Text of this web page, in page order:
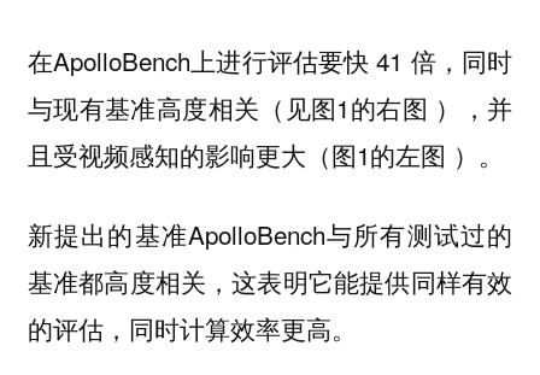
在ApolloBench上进行评估要快 41 倍，同时
与现有基准高度相关（见图1的右图 ），并
且受视频感知的影响更大（图1的左图 ）。
新提出的基准ApolloBench与所有测试过的
基准都高度相关，这表明它能提供同样有效
的评估，同时计算效率更高。